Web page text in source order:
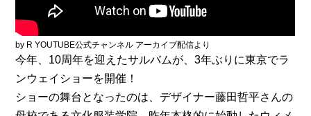
by R YOUTUBE公式チャンネル アーカイブ配信より
今年、10周年を迎えたサルバムが、3年ぶりに東京でラ
ンウェイショーを開催！
ショーの舞台となったのは、デザイナー藤田哲平さんの